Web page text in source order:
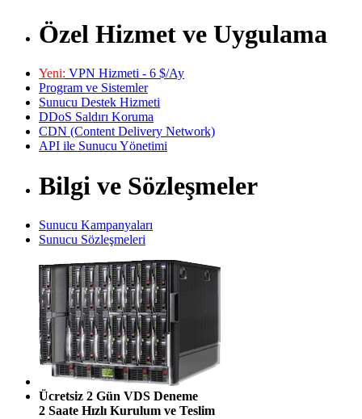
Özel Hizmet ve Uygulama
Yeni: VPN Hizmeti - 6 $/Ay
Program ve Sistemler
Sunucu Destek Hizmeti
DDoS Saldırı Koruma
CDN (Content Delivery Network)
API ile Sunucu Yönetimi
Bilgi ve Sözleşmeler
Sunucu Kampanyaları
Sunucu Sözleşmeleri
Ücretsiz 2 Gün VDS Deneme
2 Saate Hızlı Kurulum ve Teslim